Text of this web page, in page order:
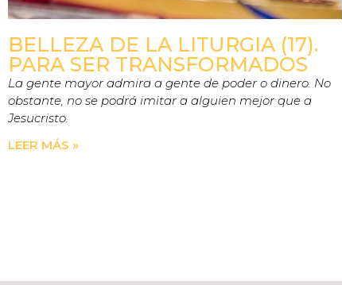
BELLEZA DE LA LITURGIA (17).
PARA SER TRANSFORMADOS
La gente mayor admira a gente de poder o dinero. No
obstante, no se podrá imitar a alguien mejor que a
Jesucristo.
LEER MÁS »